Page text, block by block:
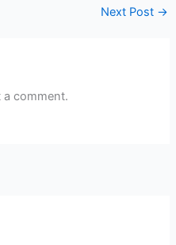
Next Post →
comment.